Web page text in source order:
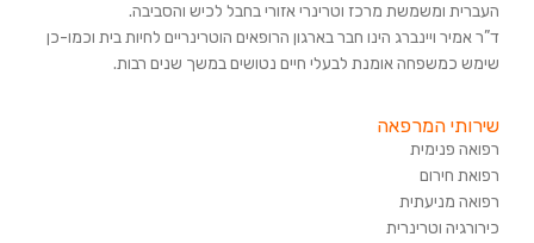
העברית ומשמשת מרכז וטרינרי אזורי בחבל לכיש והסביבה.
ד”ר אמיר ויינברג הינו חבר בארגון הרופאים הוטרינריים לחיות בית וכמו-כן
שימש כמשפחה אומנת לבעלי חיים נטושים במשך שנים רבות.
שירותי המרפאה
רפואה פנימית
רפואת חירום
רפואה מניעתית
כירורגיה וטרינרית